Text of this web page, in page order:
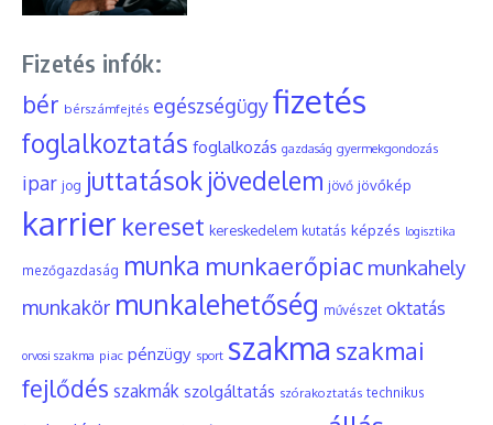
Fizetés infók:
bér bérszámfejtés egészségügyfizetés
foglalkoztatás foglalkozás gazdaság gyermekgondozás
ipar jog juttatások jövedelem jövő jövőkép
karrier kereset kereskedelem kutatás képzés logisztika
mezőgazdaság munka munkaerőpiac munkahely
munkakör munkalehetőség művészet oktatás
orvosi szakma piac pénzügy sport szakma szakmai
fejlődés szakmák szolgáltatás szórakoztatás technikus